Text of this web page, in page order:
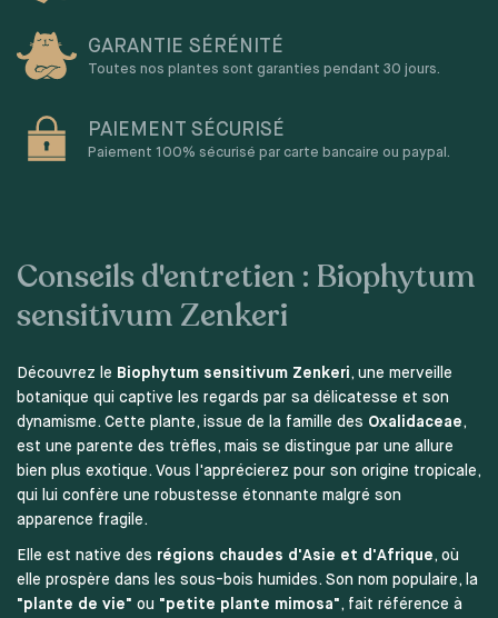
GARANTIE SÉRÉNITÉ
Toutes nos plantes sont garanties pendant 30 jours.
PAIEMENT SÉCURISÉ
Paiement 100% sécurisé par carte bancaire ou paypal.
Conseils d'entretien : Biophytum
sensitivum Zenkeri
Découvrez le Biophytum sensitivum Zenkeri, une merveille
botanique qui captive les regards par sa délicatesse et son
dynamisme. Cette plante, issue de la famille des Oxalidaceae,
est une parente des trèfles, mais se distingue par une allure
bien plus exotique. Vous l'apprécierez pour son origine tropicale,
qui lui confère une robustesse étonnante malgré son
apparence fragile.
Elle est native des régions chaudes d'Asie et d'Afrique , où
elle prospère dans les sous-bois humides. Son nom populaire, la
"plante de vie" ou "petite plante mimosa" , fait référence à